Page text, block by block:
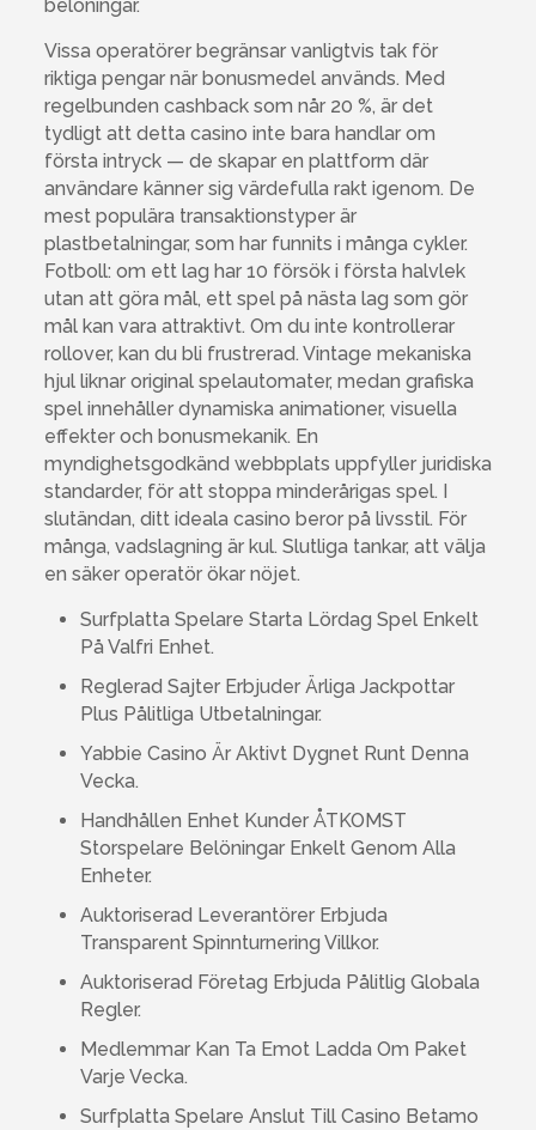
belöningar.
Vissa operatörer begränsar vanligtvis tak för
riktiga pengar när bonusmedel används. Med
regelbunden cashback som når 20 %, är det
tydligt att detta casino inte bara handlar om
första intryck — de skapar en plattform där
användare känner sig värdefulla rakt igenom. De
mest populära transaktionstyper är
plastbetalningar, som har funnits i många cykler.
Fotboll: om ett lag har 10 försök i första halvlek
utan att göra mål, ett spel på nästa lag som gör
mål kan vara attraktivt. Om du inte kontrollerar
rollover, kan du bli frustrerad. Vintage mekaniska
hjul liknar original spelautomater, medan grafiska
spel innehåller dynamiska animationer, visuella
effekter och bonusmekanik. En
myndighetsgodkänd webbplats uppfyller juridiska
standarder, för att stoppa minderårigas spel. I
slutändan, ditt ideala casino beror på livsstil. För
många, vadslagning är kul. Slutliga tankar, att välja
en säker operatör ökar nöjet.
Surfplatta Spelare Starta Lördag Spel Enkelt
På Valfri Enhet.
Reglerad Sajter Erbjuder Ärliga Jackpottar
Plus Pålitliga Utbetalningar.
Yabbie Casino Är Aktivt Dygnet Runt Denna
Vecka.
Handhållen Enhet Kunder ÅTKOMST
Storspelare Belöningar Enkelt Genom Alla
Enheter.
Auktoriserad Leverantörer Erbjuda
Transparent Spinnturnering Villkor.
Auktoriserad Företag Erbjuda Pålitlig Globala
Regler.
Medlemmar Kan Ta Emot Ladda Om Paket
Varje Vecka.
Surfplatta Spelare Anslut Till Casino Betamo